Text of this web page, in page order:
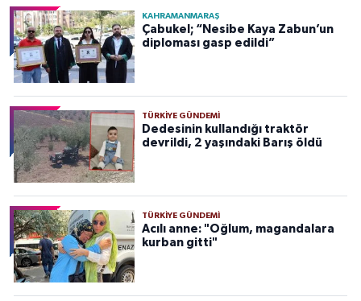
KAHRAMANMARAŞ
Çabukel; “Nesibe Kaya Zabun’un
diploması gasp edildi”
TÜRKIYE GÜNDEMI
Dedesinin kullandığı traktör
devrildi, 2 yaşındaki Barış öldü
TÜRKIYE GÜNDEMI
Acılı anne: "Oğlum, magandalara
kurban gitti"